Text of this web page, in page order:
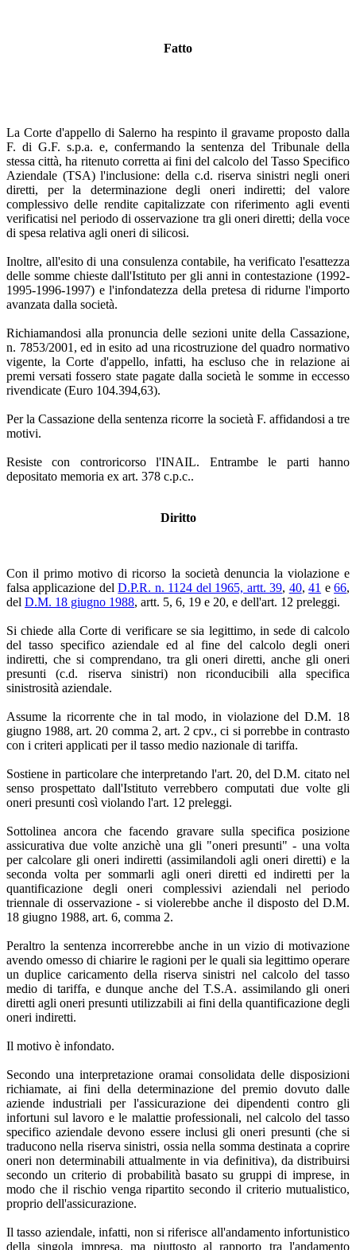
Fatto
La Corte d'appello di Salerno ha respinto il gravame proposto dalla
F. di G.F. s.p.a. e, confermando la sentenza del Tribunale della
stessa città, ha ritenuto corretta ai fini del calcolo del Tasso Specifico
Aziendale (TSA) l'inclusione: della c.d. riserva sinistri negli oneri
diretti, per la determinazione degli oneri indiretti; del valore
complessivo delle rendite capitalizzate con riferimento agli eventi
verificatisi nel periodo di osservazione tra gli oneri diretti; della voce
di spesa relativa agli oneri di silicosi.
Inoltre, all'esito di una consulenza contabile, ha verificato l'esattezza
delle somme chieste dall'Istituto per gli anni in contestazione (1992-
1995-1996-1997) e l'infondatezza della pretesa di ridurne l'importo
avanzata dalla società.
Richiamandosi alla pronuncia delle sezioni unite della Cassazione,
n. 7853/2001, ed in esito ad una ricostruzione del quadro normativo
vigente, la Corte d'appello, infatti, ha escluso che in relazione ai
premi versati fossero state pagate dalla società le somme in eccesso
rivendicate (Euro 104.394,63).
Per la Cassazione della sentenza ricorre la società F. affidandosi a tre
motivi.
Resiste con controricorso l'INAIL. Entrambe le parti hanno
depositato memoria ex art. 378 c.p.c..
Diritto
Con il primo motivo di ricorso la società denuncia la violazione e
falsa applicazione delD.P.R. n. 1124 del 1965, artt. 39, 40,41 e66,
del D.M. 18 giugno 1988, artt. 5, 6, 19 e 20, e dell'art. 12 preleggi.
Si chiede alla Corte di verificare se sia legittimo, in sede di calcolo
del tasso specifico aziendale ed al fine del calcolo degli oneri
indiretti, che si comprendano, tra gli oneri diretti, anche gli oneri
presunti (c.d. riserva sinistri) non riconducibili alla specifica
sinistrosità aziendale.
Assume la ricorrente che in tal modo, in violazione del D.M. 18
giugno 1988, art. 20 comma 2, art. 2 cpv., ci si porrebbe in contrasto
con i criteri applicati per il tasso medio nazionale di tariffa.
Sostiene in particolare che interpretando l'art. 20, del D.M. citato nel
senso prospettato dall'Istituto verrebbero computati due volte gli
oneri presunti così violando l'art. 12 preleggi.
Sottolinea ancora che facendo gravare sulla specifica posizione
assicurativa due volte anzichè una gli "oneri presunti" - una volta
per calcolare gli oneri indiretti (assimilandoli agli oneri diretti) e la
seconda volta per sommarli agli oneri diretti ed indiretti per la
quantificazione degli oneri complessivi aziendali nel periodo
triennale di osservazione - si violerebbe anche il disposto del D.M.
18 giugno 1988, art. 6, comma 2.
Peraltro la sentenza incorrerebbe anche in un vizio di motivazione
avendo omesso di chiarire le ragioni per le quali sia legittimo operare
un duplice caricamento della riserva sinistri nel calcolo del tasso
medio di tariffa, e dunque anche del T.S.A. assimilando gli oneri
diretti agli oneri presunti utilizzabili ai fini della quantificazione degli
oneri indiretti.
Il motivo è infondato.
Secondo una interpretazione oramai consolidata delle disposizioni
richiamate, ai fini della determinazione del premio dovuto dalle
aziende industriali per l'assicurazione dei dipendenti contro gli
infortuni sul lavoro e le malattie professionali, nel calcolo del tasso
specifico aziendale devono essere inclusi gli oneri presunti (che si
traducono nella riserva sinistri, ossia nella somma destinata a coprire
oneri non determinabili attualmente in via definitiva), da distribuirsi
secondo un criterio di probabilità basato su gruppi di imprese, in
modo che il rischio venga ripartito secondo il criterio mutualistico,
proprio dell'assicurazione.
Il tasso aziendale, infatti, non si riferisce all'andamento infortunistico
della singola impresa, ma piuttosto al rapporto tra l'andamento